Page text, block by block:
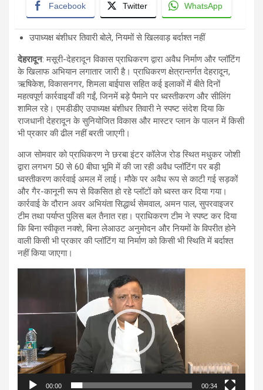
Facebook Twitter WhatsApp
उपाध्यक्ष बंशीधर तिवारी बोले, नियमों से खिलवाड़ बर्दाश्त नहीं
देहरादून: मसूरी-देहरादून विकास प्राधिकरण द्वारा अवैध निर्माण और प्लॉटिंग
के खिलाफ अभियान लगातार जारी है। प्राधिकरण क्षेत्रान्तर्गत देहरादून,
ऋषिकेश, विकासनगर, शिमला बाईपास सहित कई इलाकों में बीते दिनों
महत्वपूर्ण कार्रवाइयाँ की गईं, जिनमें बड़े पैमाने पर ध्वस्तीकरण और सीलिंग
शामिल रहे। एमडीडीए उपाध्यक्ष बंशीधर तिवारी ने स्पष्ट संदेश दिया कि
राजधानी देहरादून के सुनियोजित विकास और मास्टर प्लान के पालन में किसी
भी प्रकार की ढील नहीं बरती जाएगी।
आज सोमवार को प्राधिकरण ने छरबा इंटर कॉलेज रोड स्थित मधुकर जोशी
द्वारा लगभग 50 से 60 बीघा भूमि में की जा रही अवैध प्लॉटिंग पर बड़ी
ध्वस्तीकरण कार्रवाई अमल में लाई। मौके पर अवैध रूप से काटी गई सड़कों
और गैर-कानूनी रूप से विकसित हो रहे प्लॉटों को ध्वस्त कर दिया गया।
कार्रवाई के दौरान अवर अभियंता सिद्धार्थ सेमवाल, अमन पाल, सुपरवाइजर
टीम तथा पर्याप्त पुलिस बल तैनात रहा। प्राधिकरण टीम ने स्पष्ट कर दिया
कि बिना स्वीकृत नक्शे, बिना लेआउट अनुमोदन और नियमों के विपरीत होने
वाली किसी भी प्रकार की प्लॉटिंग या निर्माण को किसी भी स्थिति में बर्दाश्त
नहीं किया जाएगा।
00:00 00:34